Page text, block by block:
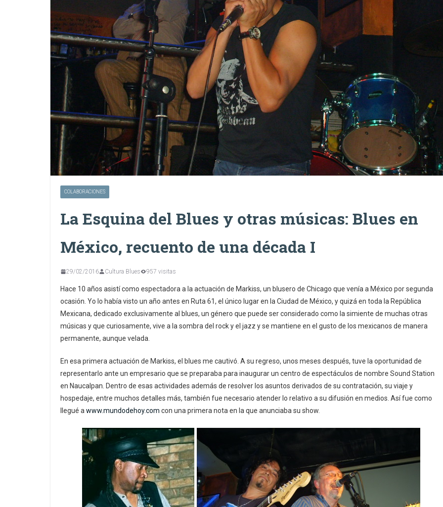
COLABORACIONES
La Esquina del Blues y otras músicas: Blues en
México, recuento de una década I
29/02/2016 Cultura Blues 957 visitas
Hace 10 años asistí como espectadora a la actuación de Markiss, un blusero de Chicago que venía a México por segunda
ocasión. Yo lo había visto un año antes en Ruta 61, el único lugar en la Ciudad de México, y quizá en toda la República
Mexicana, dedicado exclusivamente al blues, un género que puede ser considerado como la simiente de muchas otras
músicas y que curiosamente, vive a la sombra del rock y el jazz y se mantiene en el gusto de los mexicanos de manera
permanente, aunque velada.
En esa primera actuación de Markiss, el blues me cautivó. A su regreso, unos meses después, tuve la oportunidad de
representarlo ante un empresario que se preparaba para inaugurar un centro de espectáculos de nombre Sound Station
en Naucalpan. Dentro de esas actividades además de resolver los asuntos derivados de su contratación, su viaje y
hospedaje, entre muchos detalles más, también fue necesario atender lo relativo a su difusión en medios. Así fue como
llegué a www.mundodehoy.com con una primera nota en la que anunciaba su show.